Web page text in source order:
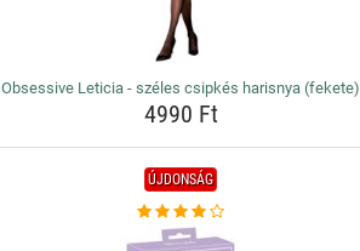
Obsessive Leticia - széles csipkés harisnya (fekete)
4990 Ft
ÚJDONSÁG